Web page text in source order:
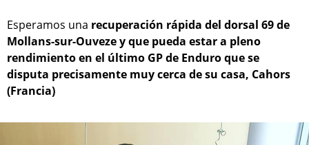
Esperamos una recuperación rápida del dorsal 69 de
Mollans-sur-Ouveze y que pueda estar a pleno
rendimiento en el último GP de Enduro que se
disputa precisamente muy cerca de su casa, Cahors
(Francia)